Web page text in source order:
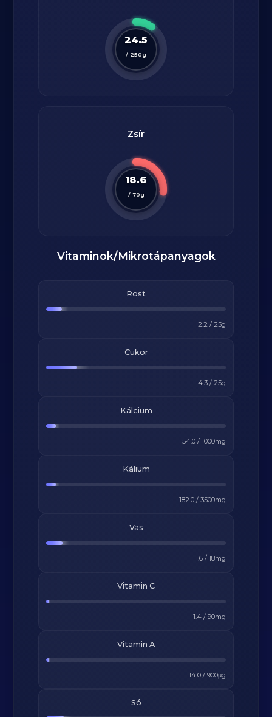
24.5
/ 250g
Zsír
18.6
/ 70g
Vitaminok/Mikrotápanyagok
Rost
2.2/ 25g
Cukor
4.3/ 25g
Kálcium
54.0/ 1000mg
Kálium
182.0/ 3500mg
Vas
1.6/ 18mg
Vitamin C
1.4/ 90mg
Vitamin A
14.0/ 900μg
Só